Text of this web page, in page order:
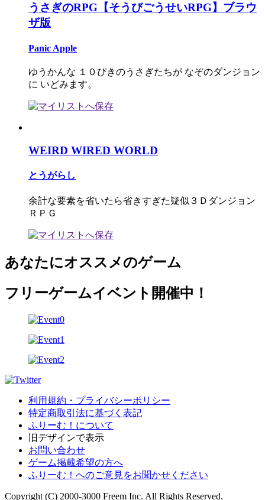
うさぎのRPG【そうびごうせいRPG】ブラウ
ザ版
Panic Apple
ゆうかんな １０ぴきのうさぎたちが なぞのダンジョン
に いどみます。
WEIRD WIRED WORLD
とうがらし
余計な要素を省いたら省きすぎた疑似３Ｄダンジョン
ＲＰＧ
あなたにオススメのゲーム
フリーゲームイベント開催中！
利用規約・プライバシーポリシー
特定商取引法に基づく表記
ふりーむ！について
旧デザインで表示
お問い合わせ
ゲーム掲載希望の方へ
ふりーむ！へのご意見をお聞かせください
Copyright (C) 2000-3000 Freem Inc. All Rights Reserved.